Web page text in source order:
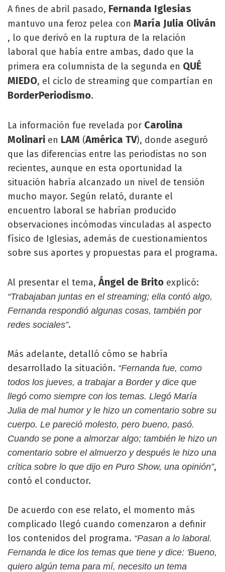
A fines de abril pasado, Fernanda Iglesias
mantuvo una feroz pelea con María Julia Oliván
, lo que derivó en la ruptura de la relación
laboral que había entre ambas, dado que la
primera era columnista de la segunda en QUÉ
MIEDO, el ciclo de streaming que compartían en
BorderPeriodismo.
La información fue revelada por Carolina
Molinari en LAM (América TV), donde aseguró
que las diferencias entre las periodistas no son
recientes, aunque en esta oportunidad la
situación habría alcanzado un nivel de tensión
mucho mayor. Según relató, durante el
encuentro laboral se habrían producido
observaciones incómodas vinculadas al aspecto
físico de Iglesias, además de cuestionamientos
sobre sus aportes y propuestas para el programa.
Al presentar el tema,Ángel de Brito explicó:
“Trabajaban juntas en el streaming; ella contó algo,
Fernanda respondió algunas cosas, también por
redes sociales”.
Más adelante, detalló cómo se habría
desarrollado la situación. “Fernanda fue, como
todos los jueves, a trabajar a Border y dice que
llegó como siempre con los temas. Llegó María
Julia de mal humor y le hizo un comentario sobre su
cuerpo. Le pareció molesto, pero bueno, pasó.
Cuando se pone a almorzar algo; también le hizo un
comentario sobre el almuerzo y después le hizo una
crítica sobre lo que dijo en Puro Show, una opinión”,
contó el conductor.
De acuerdo con ese relato, el momento más
complicado llegó cuando comenzaron a definir
los contenidos del programa. “Pasan a lo laboral.
Fernanda le dice los temas que tiene y dice: 'Bueno,
quiero algún tema para mí, necesito un tema